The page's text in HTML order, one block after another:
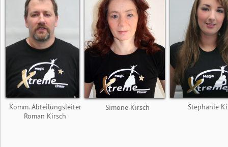
Komm. Abteilungsleiter
Roman Kirsch
Simone Kirsch Stephanie